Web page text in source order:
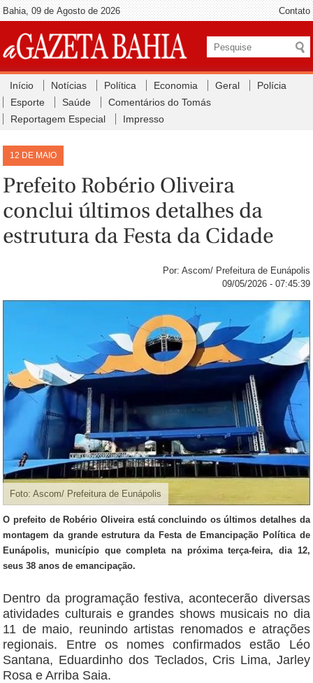
Bahia, 09 de Agosto de 2026 Contato
Início Notícias Política Economia Geral
Polícia
Esporte
Saúde
Comentários do Tomás
Reportagem Especial
Impresso
12 DE MAIO
Prefeito Robério Oliveira
conclui últimos detalhes da
estrutura da Festa da Cidade
Por: Ascom/ Prefeitura de Eunápolis
09/05/2026 - 07:45:39
Foto: Ascom/ Prefeitura de Eunápolis
O prefeito de Robério Oliveira está concluindo os últimos detalhes da
montagem da grande estrutura da Festa de Emancipação Política de
Eunápolis, município que completa na próxima terça-feira, dia 12,
seus 38 anos de emancipação.
Dentro da programação festiva, acontecerão diversas
atividades culturais e grandes shows musicais no dia
11 de maio, reunindo artistas renomados e atrações
regionais. Entre os nomes confirmados estão Léo
Santana, Eduardinho dos Teclados, Cris Lima, Jarley
Rosa e Arriba Saia.